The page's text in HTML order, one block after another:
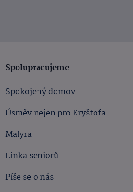
Spolupracujeme
Spokojený domov
Úsměv nejen pro Kryštofa
Malyra
Linka seniorů
Píše se o nás